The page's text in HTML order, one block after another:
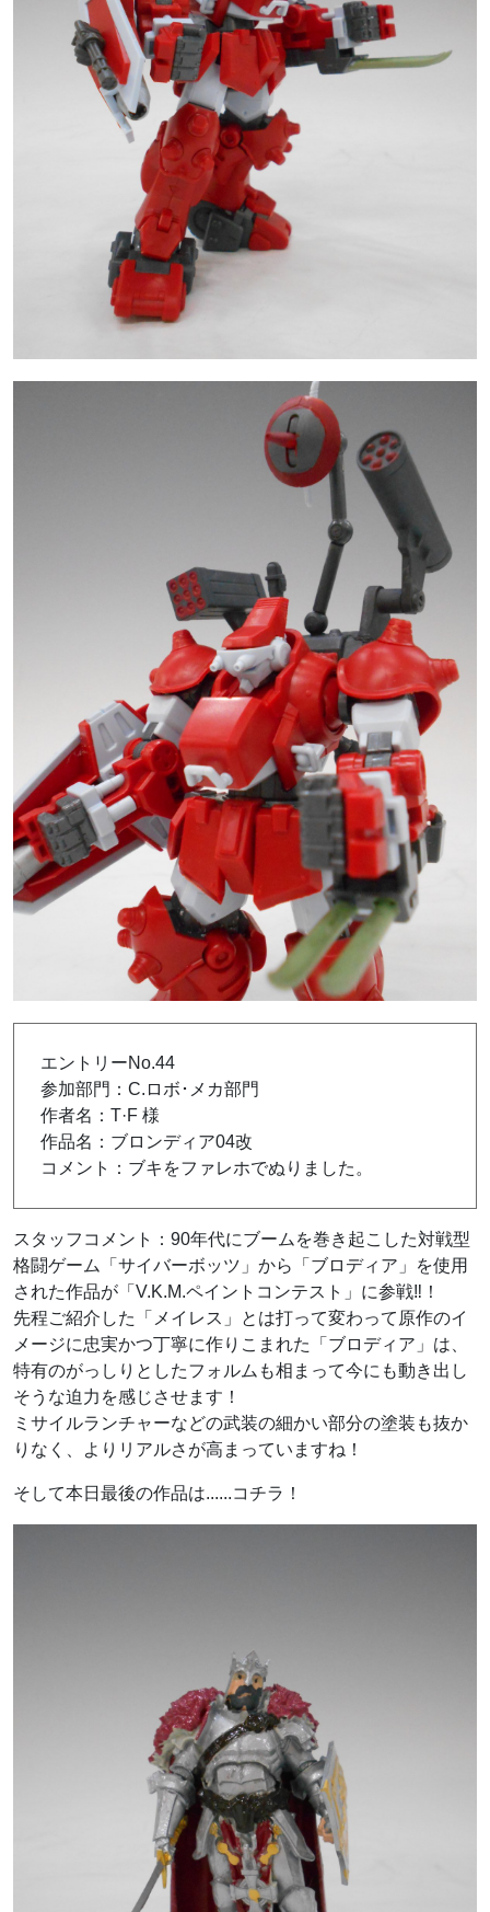
エントリーNo.44
参加部門：C.ロボ･メカ部門
作者名：T·F 様
作品名：ブロンディア04改
コメント：ブキをファレホでぬりました。
スタッフコメント：90年代にブームを巻き起こした対戦型
格闘ゲーム「サイバーボッツ」から「ブロディア」を使用
された作品が「V.K.M.ペイントコンテスト」に参戦‼！
先程ご紹介した「メイレス」とは打って変わって原作のイ
メージに忠実かつ丁寧に作りこまれた「ブロディア」は、
特有のがっしりとしたフォルムも相まって今にも動き出し
そうな迫力を感じさせます！
ミサイルランチャーなどの武装の細かい部分の塗装も抜か
りなく、よりリアルさが高まっていますね！
そして本日最後の作品は......コチラ！